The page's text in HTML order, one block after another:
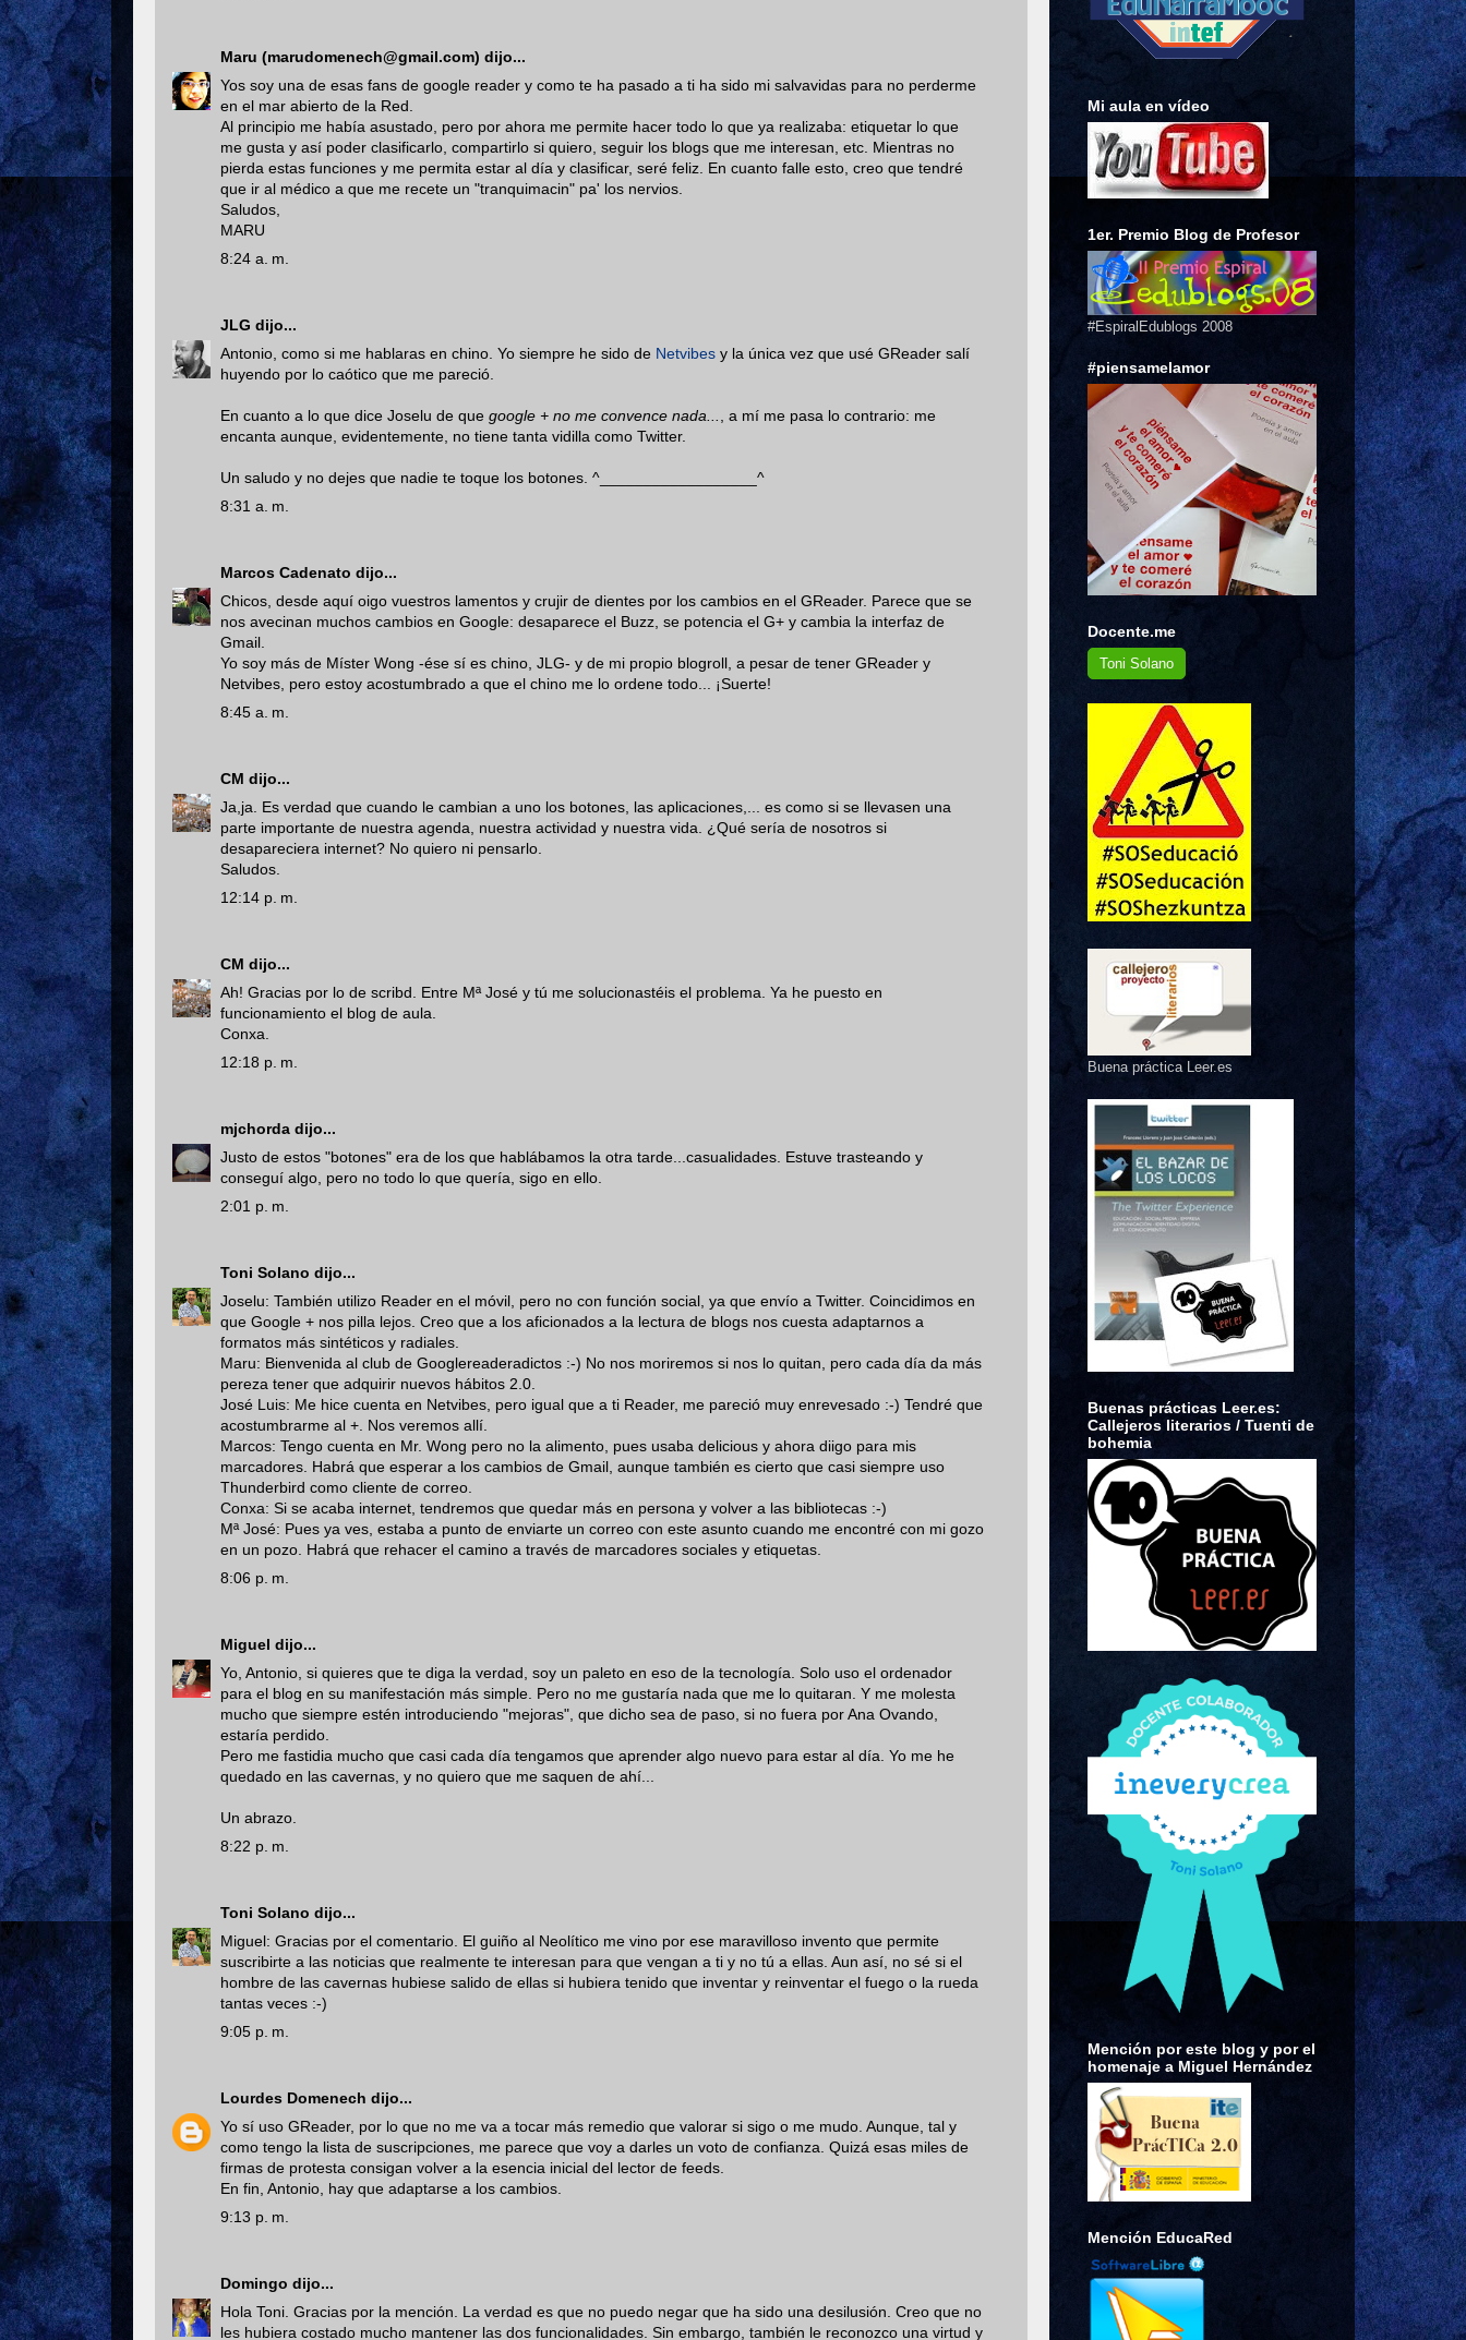
Maru (marudomenech@gmail.com) dijo...
Yos soy una de esas fans de google reader y como te ha pasado a ti ha sido mi salvavidas para no perderme
en el mar abierto de la Red.
Al principio me había asustado, pero por ahora me permite hacer todo lo que ya realizaba: etiquetar lo que
me gusta y así poder clasificarlo, compartirlo si quiero, seguir los blogs que me interesan, etc. Mientras no
pierda estas funciones y me permita estar al día y clasificar, seré feliz. En cuanto falle esto, creo que tendré
que ir al médico a que me recete un "tranquimacin" pa' los nervios.
Saludos,
MARU
8:24 a. m.
JLG dijo...
Antonio, como si me hablaras en chino. Yo siempre he sido de Netvibes y la única vez que usé GReader salí
huyendo por lo caótico que me pareció.
En cuanto a lo que dice Joselu de que google + no me convence nada...
, a mí me pasa lo contrario: me
encanta aunque, evidentemente, no tiene tanta vidilla como Twitter.
Un saludo y no dejes que nadie te toque los botones. ^__________________^
8:31 a. m.
Marcos Cadenato dijo...
Chicos, desde aquí oigo vuestros lamentos y crujir de dientes por los cambios en el GReader. Parece que se
nos avecinan muchos cambios en Google: desaparece el Buzz, se potencia el G+ y cambia la interfaz de
Gmail.
Yo soy más de Míster Wong -ése sí es chino, JLG- y de mi propio blogroll, a pesar de tener GReader y
Netvibes, pero estoy acostumbrado a que el chino me lo ordene todo... ¡Suerte!
8:45 a. m.
CM dijo...
Ja,ja. Es verdad que cuando le cambian a uno los botones, las aplicaciones,... es como si se llevasen una
parte importante de nuestra agenda, nuestra actividad y nuestra vida. ¿Qué sería de nosotros si
desapareciera internet? No quiero ni pensarlo.
Saludos.
12:14 p. m.
CM dijo...
Ah! Gracias por lo de scribd. Entre Mª José y tú me solucionastéis el problema. Ya he puesto en
funcionamiento el blog de aula.
Conxa.
12:18 p. m.
mjchorda dijo...
Justo de estos "botones" era de los que hablábamos la otra tarde...casualidades. Estuve trasteando y
conseguí algo, pero no todo lo que quería, sigo en ello.
2:01 p. m.
Toni Solano dijo...
Joselu: También utilizo Reader en el móvil, pero no con función social, ya que envío a Twitter. Coincidimos en
que Google + nos pilla lejos. Creo que a los aficionados a la lectura de blogs nos cuesta adaptarnos a
formatos más sintéticos y radiales.
Maru: Bienvenida al club de Googlereaderadictos :-) No nos moriremos si nos lo quitan, pero cada día da más
pereza tener que adquirir nuevos hábitos 2.0.
José Luis: Me hice cuenta en Netvibes, pero igual que a ti Reader, me pareció muy enrevesado :-) Tendré que
acostumbrarme al +. Nos veremos allí.
Marcos: Tengo cuenta en Mr. Wong pero no la alimento, pues usaba delicious y ahora diigo para mis
marcadores. Habrá que esperar a los cambios de Gmail, aunque también es cierto que casi siempre uso
Thunderbird como cliente de correo.
Conxa: Si se acaba internet, tendremos que quedar más en persona y volver a las bibliotecas :-)
Mª José: Pues ya ves, estaba a punto de enviarte un correo con este asunto cuando me encontré con mi gozo
en un pozo. Habrá que rehacer el camino a través de marcadores sociales y etiquetas.
8:06 p. m.
Miguel dijo...
Yo, Antonio, si quieres que te diga la verdad, soy un paleto en eso de la tecnología. Solo uso el ordenador
para el blog en su manifestación más simple. Pero no me gustaría nada que me lo quitaran. Y me molesta
mucho que siempre estén introduciendo "mejoras", que dicho sea de paso, si no fuera por Ana Ovando,
estaría perdido.
Pero me fastidia mucho que casi cada día tengamos que aprender algo nuevo para estar al día. Yo me he
quedado en las cavernas, y no quiero que me saquen de ahí...
Un abrazo.
8:22 p. m.
Toni Solano dijo...
Miguel: Gracias por el comentario. El guiño al Neolítico me vino por ese maravilloso invento que permite
suscribirte a las noticias que realmente te interesan para que vengan a ti y no tú a ellas. Aun así, no sé si el
hombre de las cavernas hubiese salido de ellas si hubiera tenido que inventar y reinventar el fuego o la rueda
tantas veces :-)
9:05 p. m.
Lourdes Domenech dijo...
Yo sí uso GReader, por lo que no me va a tocar más remedio que valorar si sigo o me mudo. Aunque, tal y
como tengo la lista de suscripciones, me parece que voy a darles un voto de confianza. Quizá esas miles de
firmas de protesta consigan volver a la esencia inicial del lector de feeds.
En fin, Antonio, hay que adaptarse a los cambios.
9:13 p. m.
Domingo dijo...
Hola Toni. Gracias por la mención. La verdad es que no puedo negar que ha sido una desilusión. Creo que no
les hubiera costado mucho mantener las dos funcionalidades. Sin embargo, también le reconozco una virtud y
Mi aula en vídeo
1er. Premio Blog de Profesor
#EspiralEdublogs 2008
#piensamelamor
Docente.me
Toni Solano
Buena práctica Leer.es
Buenas prácticas Leer.es:
Callejeros literarios / Tuenti de
bohemia
Mención por este blog y por el
homenaje a Miguel Hernández
Mención EducaRed